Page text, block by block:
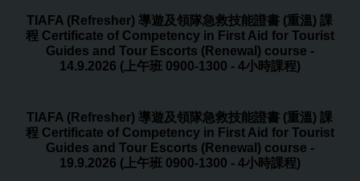
TIAFA (Refresher) 導遊及領隊急救技能證書 (重溫) 課
程 Certificate of Competency in First Aid for Tourist
Guides and Tour Escorts (Renewal) course -
14.9.2026 (上午班 0900-1300 - 4小時課程)
TIAFA (Refresher) 導遊及領隊急救技能證書 (重溫) 課
程 Certificate of Competency in First Aid for Tourist
Guides and Tour Escorts (Renewal) course -
19.9.2026 (上午班 0900-1300 - 4小時課程)